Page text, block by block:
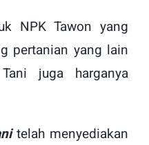
NPK Tawon yang
pertanian yang lain
juga harganya
telah menyediakan